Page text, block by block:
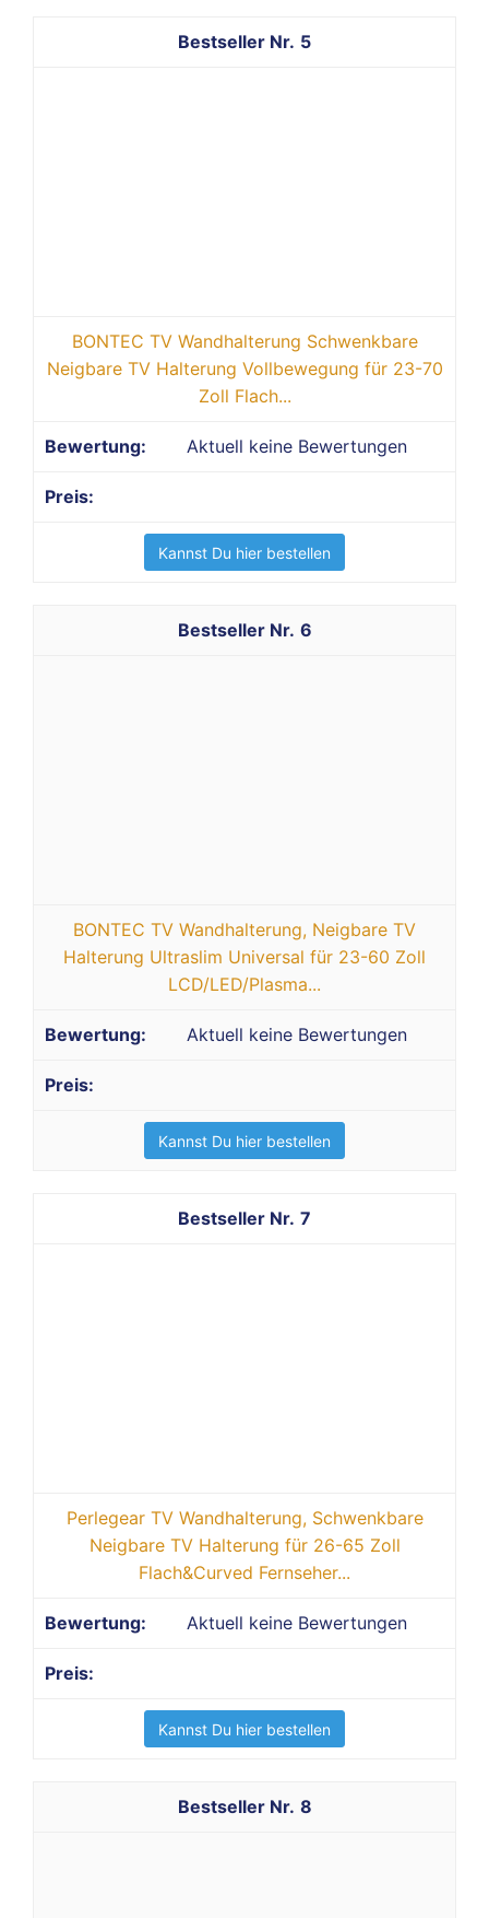
5
BONTEC TV Wandhalterung Schwenkbare
Neigbare TV Halterung Vollbewegung für 23-70
Zoll Flach...
Aktuell keine Bewertungen
Kannst Du hier bestellen
6
BONTEC TV Wandhalterung, Neigbare TV
Halterung Ultraslim Universal für 23-60 Zoll
LCD/LED/Plasma...
Aktuell keine Bewertungen
Kannst Du hier bestellen
7
Perlegear TV Wandhalterung, Schwenkbare
Neigbare TV Halterung für 26-65 Zoll
Flach&Curved Fernseher...
Aktuell keine Bewertungen
Kannst Du hier bestellen
8